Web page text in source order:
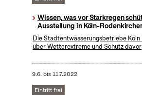
Wissen, was vor Starkregen
Ausstellung in Köln-
Die Stadtentwässerungsbetriebe Köln
über Wetterextreme und Schutz davor
9.6. bis11.7.2022
Eintritt frei